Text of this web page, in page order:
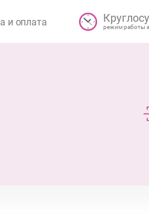
и оплата режим работы